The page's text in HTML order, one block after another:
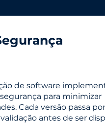
To learn more about
de software
para minimizar
Cada versão passa
antes de ser